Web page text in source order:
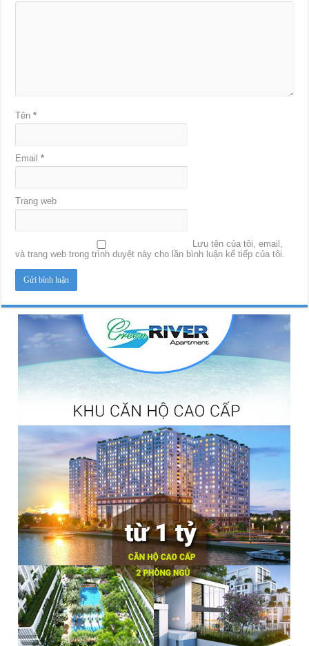
Tên*
Email*
Trang web
Lưu tên của tôi, email,
và trang web trong trình duyệt này cho lần bình luận kế tiếp của tôi.